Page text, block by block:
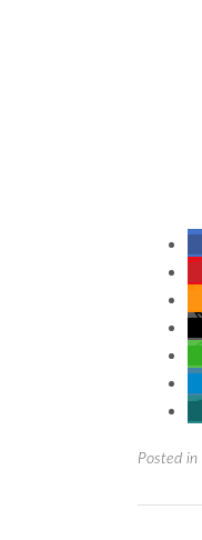
Posted in